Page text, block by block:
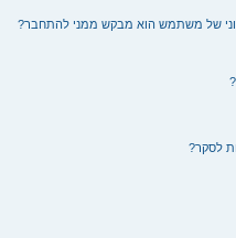
של משתמש הוא מבקש ממני להתחבר?
לסקר?